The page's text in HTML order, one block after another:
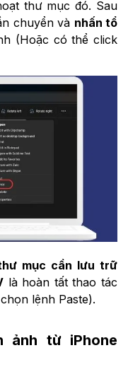
thư mục đó. Sau
chuyển và nhấn tổ
(Hoặc có thể click
mục cần lưu trữ
là hoàn tất thao tác
lệnh Paste).
ảnh từ iPhone